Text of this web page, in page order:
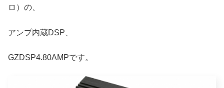
ロ）の、
アンプ内蔵DSP、
GZDSP4.80AMPです。